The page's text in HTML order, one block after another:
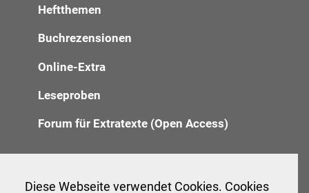
Diese Webseite verwendet Cookies. Cookies
Heftthemen
Buchrezensionen
Online-Extra
Leseproben
Forum für Extratexte (Open Access)